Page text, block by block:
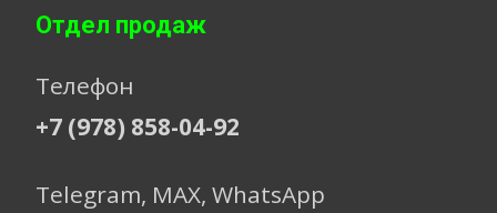
Отдел продаж
Телефон
+7 (978) 858-04-92
Telegram, МАХ, WhatsApp